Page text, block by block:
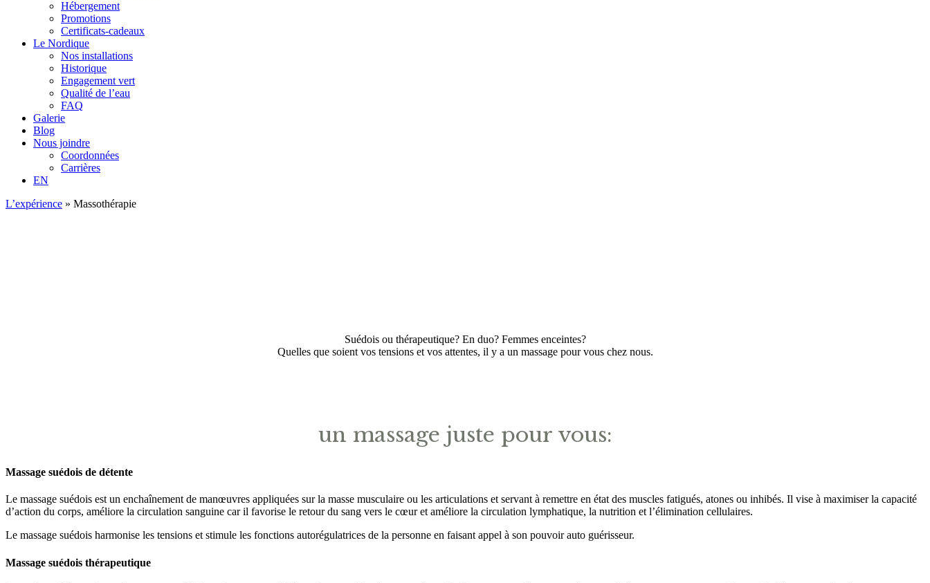
Hébergement
Promotions
Certificats-cadeaux
Le Nordique
Nos installations
Historique
Engagement vert
Qualité de l’eau
FAQ
Galerie
Blog
Nous joindre
Coordonnées
Carrières
EN
L’expérience » Massothérapie
Suédois ou thérapeutique? En duo? Femmes enceintes?
Quelles que soient vos tensions et vos attentes, il y a un massage pour vous chez nous.
un massage juste pour vous:
Massage suédois de détente
Le massage suédois est un enchaînement de manœuvres appliquées sur la masse musculaire ou les articulations et servant à remettre en état des muscles fatigués, atones ou inhibés. Il vise à maximiser la capacité
d’action du corps, améliore la circulation sanguine car il favorise le retour du sang vers le cœur et améliore la circulation lymphatique, la nutrition et l’élimination cellulaires.
Le massage suédois harmonise les tensions et stimule les fonctions autorégulatrices de la personne en faisant appel à son pouvoir auto guérisseur.
Massage suédois thérapeutique